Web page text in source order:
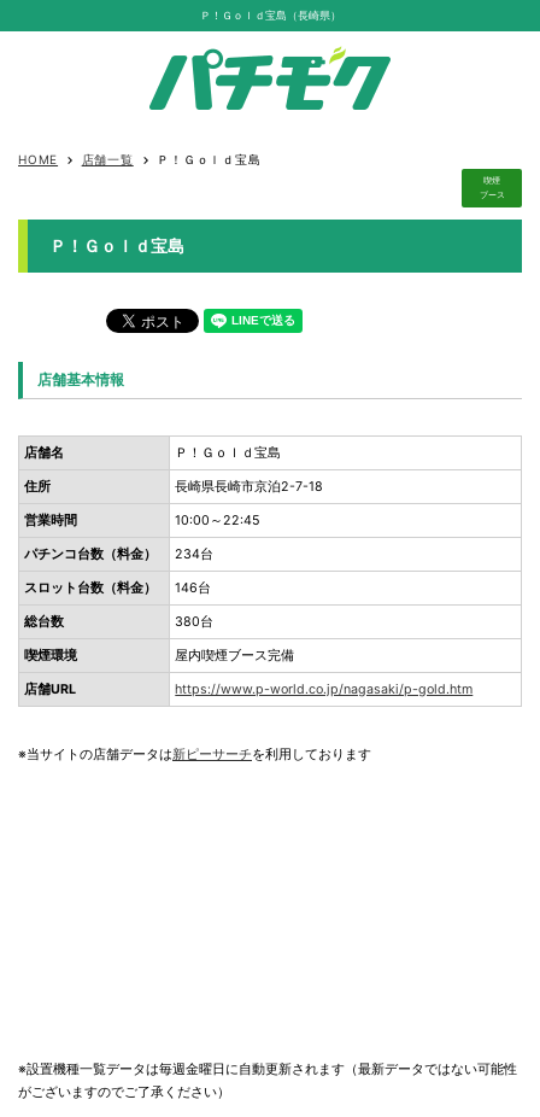
Ｐ！Ｇｏｌｄ宝島（長崎県）
HOME keyboard_arrow_right 店舗一覧 keyboard_arrow_right Ｐ！Ｇｏｌｄ宝島
喫煙
ブース
Ｐ！Ｇｏｌｄ宝島
店舗基本情報
店舗名 Ｐ！Ｇｏｌｄ宝島
住所 長崎県長崎市京泊2-7-18
営業時間 10:00～22:45
パチンコ台数（料金） 234台
スロット台数（料金） 146台
総台数 380台
喫煙環境 屋内喫煙ブース完備
店舗URL https://www.p-world.co.jp/nagasaki/p-gold.htm
※当サイトの店舗データは新ピーサーチを利用しております
※設置機種一覧データは毎週金曜日に自動更新されます（最新データではない可能性
がございますのでご了承ください）